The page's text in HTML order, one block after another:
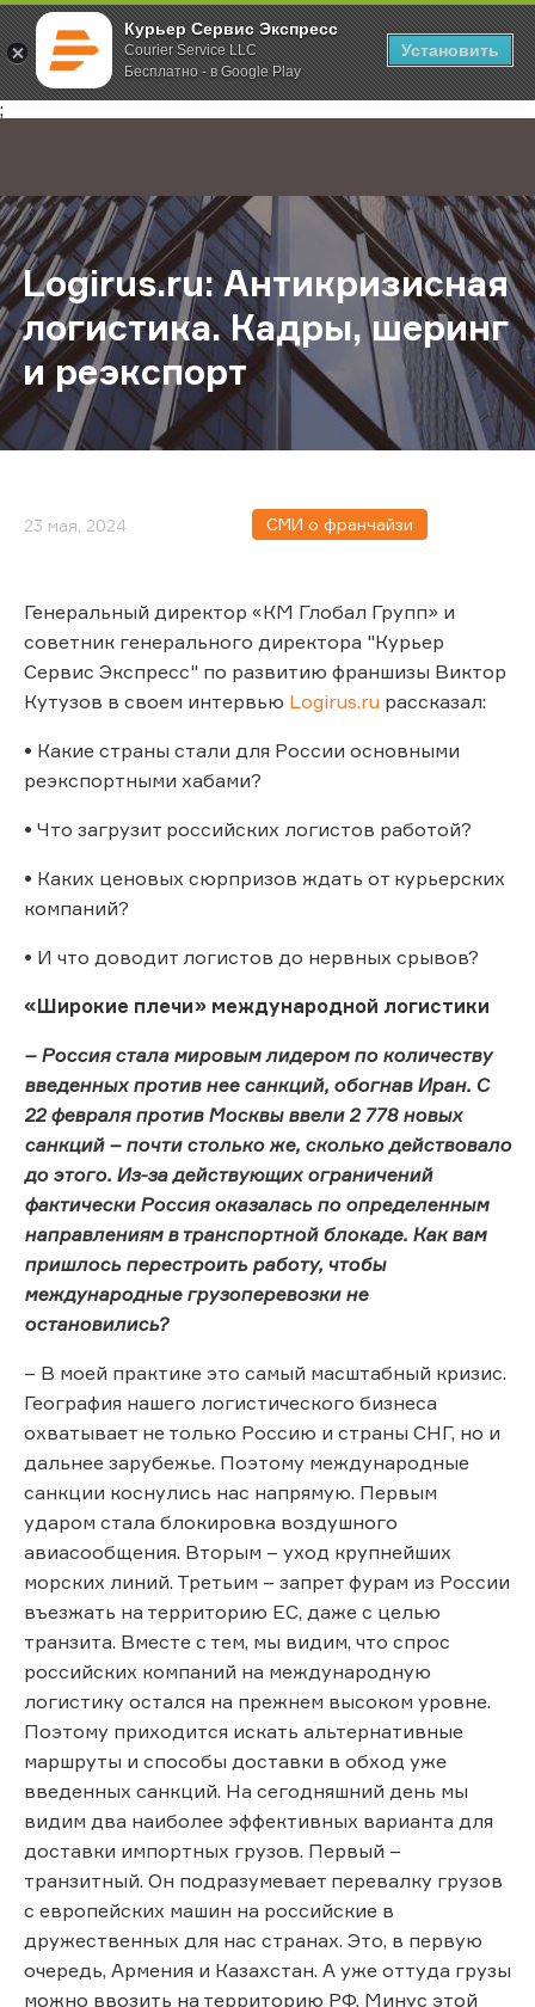
Курьер Сервис Экспресс
Courier Service LLC
Бесплатно - в Google Play
Установить
;
Главная О компании Новости Logirus.ru: Антикризисная
Logirus.ru: Антикризисная
логистика. Кадры, шеринг
и реэкспорт
23 мая, 2024 СМИ о франчайзи
Генеральный директор «КМ Глобал Групп» и
советник генерального директора "Курьер
Сервис Экспресс" по развитию франшизы Виктор
Кутузов в своем интервью Logirus.ru рассказал:
• Какие страны стали для России основными
реэкспортными хабами?
• Что загрузит российских логистов работой?
• Каких ценовых сюрпризов ждать от курьерских
компаний?
• И что доводит логистов до нервных срывов?
«Широкие плечи» международной логистики
– Россия стала мировым лидером по количеству
введенных против нее санкций, обогнав Иран. С
22 февраля против Москвы ввели 2 778 новых
санкций – почти столько же, сколько действовало
до этого. Из-за действующих ограничений
фактически Россия оказалась по определенным
направлениям в транспортной блокаде. Как вам
пришлось перестроить работу, чтобы
международные грузоперевозки не
остановились?
– В моей практике это самый масштабный кризис.
География нашего логистического бизнеса
охватывает не только Россию и страны СНГ, но и
дальнее зарубежье. Поэтому международные
санкции коснулись нас напрямую. Первым
ударом стала блокировка воздушного
авиасообщения. Вторым – уход крупнейших
морских линий. Третьим – запрет фурам из России
въезжать на территорию ЕС, даже с целью
транзита. Вместе с тем, мы видим, что спрос
российских компаний на международную
логистику остался на прежнем высоком уровне.
Поэтому приходится искать альтернативные
маршруты и способы доставки в обход уже
введенных санкций. На сегодняшний день мы
видим два наиболее эффективных варианта для
доставки импортных грузов. Первый –
транзитный. Он подразумевает перевалку грузов
с европейских машин на российские в
дружественных для нас странах. Это, в первую
очередь, Армения и Казахстан. А уже оттуда грузы
можно ввозить на территорию РФ. Минус этой